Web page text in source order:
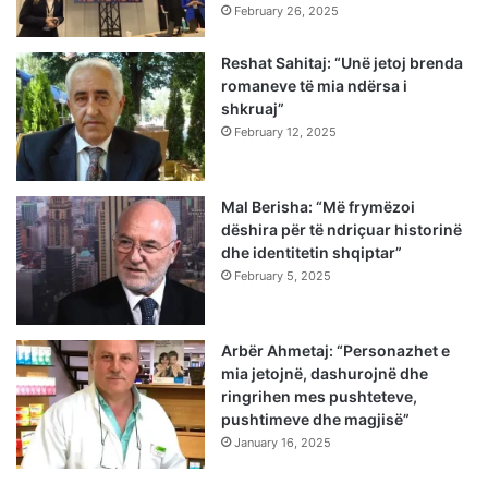
February 26, 2025
Reshat Sahitaj: “Unë jetoj brenda
romaneve të mia ndërsa i
shkruaj”
February 12, 2025
Mal Berisha: “Më frymëzoi
dëshira për të ndriçuar historinë
dhe identitetin shqiptar”
February 5, 2025
Arbër Ahmetaj: “Personazhet e
mia jetojnë, dashurojnë dhe
ringrihen mes pushteteve,
pushtimeve dhe magjisë”
January 16, 2025